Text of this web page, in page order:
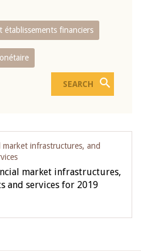
établissements financiers
market infrastructures, and
market infrastructures,
and services for 2019